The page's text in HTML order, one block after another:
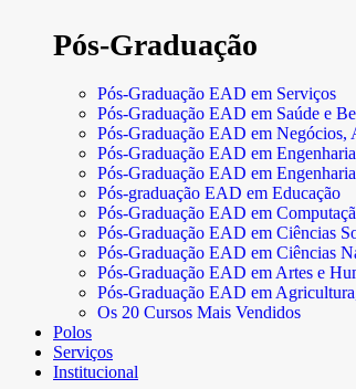
Pós-Graduação
Pós-Graduação EAD em Serviços
Pós-Graduação EAD em Saúde e
Pós-Graduação EAD em Negócios,
Pós-Graduação EAD em
Pós-Graduação EAD em
Pós-graduação EAD em Educação
Pós-Graduação EAD em
Pós-Graduação EAD em Ciências
Pós-Graduação EAD em Ciências
Pós-Graduação EAD em Artes e
Pós-Graduação EAD em
Os 20 Cursos Mais Vendidos
Polos
Serviços
Institucional